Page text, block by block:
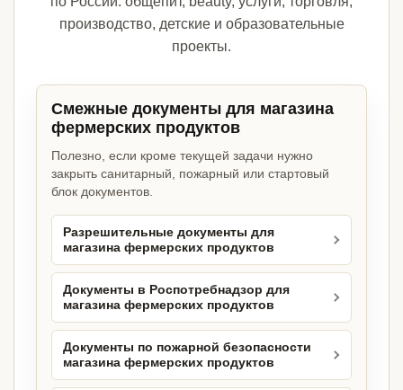
производство, детские и образовательные
проекты.
Смежные документы для магазина
фермерских продуктов
Полезно, если кроме текущей задачи нужно
закрыть санитарный, пожарный или стартовый
блок документов.
Разрешительные документы для
магазина фермерских продуктов
Документы в Роспотребнадзор для
магазина фермерских продуктов
Документы по пожарной безопасности
магазина фермерских продуктов